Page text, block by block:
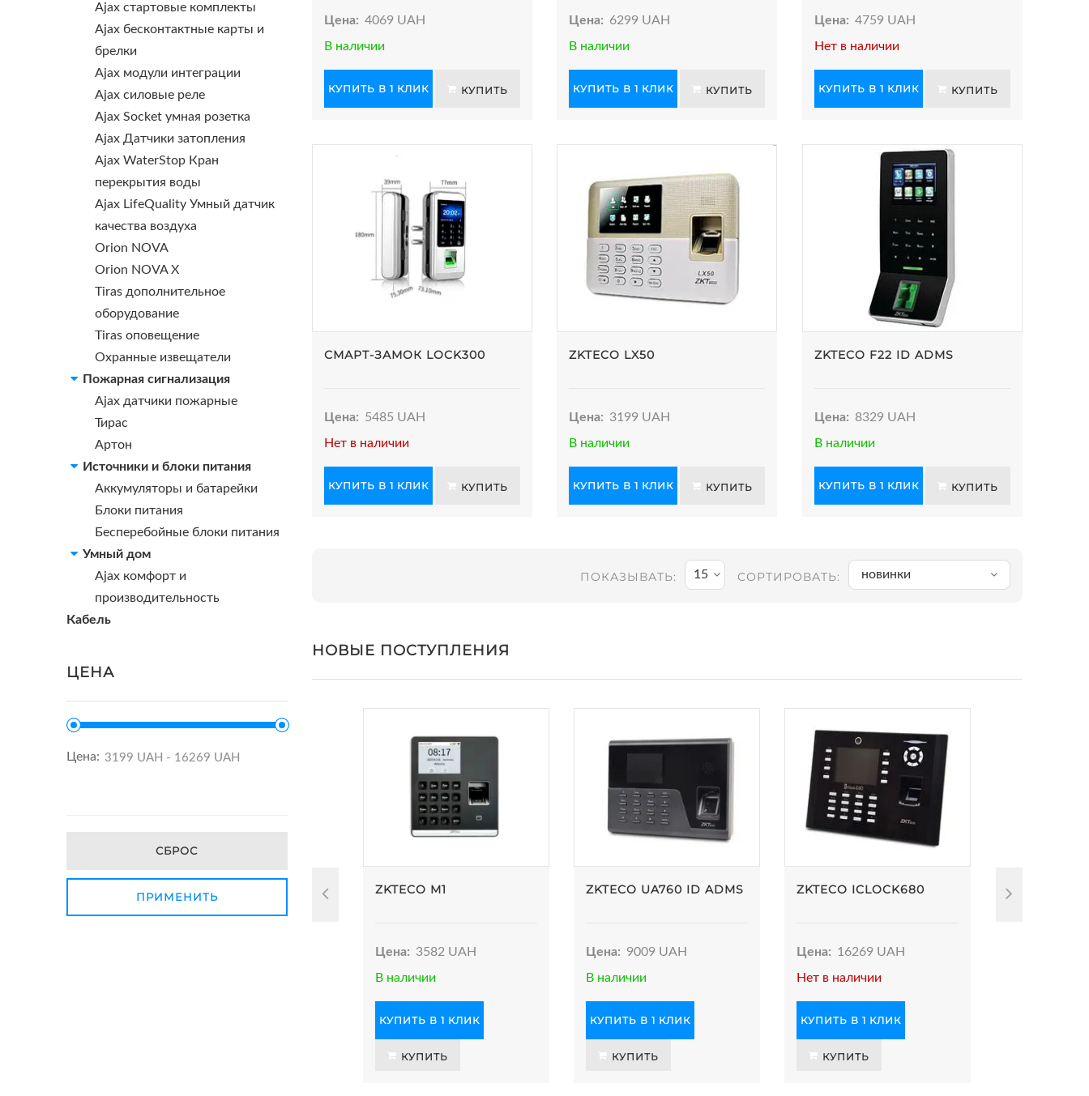
Ajax стартовые комплекты
Ajax бесконтактные карты и
брелки
Ajax модули интеграции
Ajax силовые реле
Ajax Socket умная розетка
Ajax Датчики затопления
Ajax WaterStop Кран
перекрытия воды
Ajax LifeQuality Умный датчик
качества воздуха
Orion NOVA
Orion NOVA X
Tiras дополнительное
оборудование
Tiras оповещение
Охранные извещатели
Пожарная сигнализация
Ajax датчики пожарные
Тирас
Артон
Источники и блоки питания
Аккумуляторы и батарейки
Блоки питания
Бесперебойные блоки питания
Умный дом
Ajax комфорт и
производительность
Кабель
ЦЕНА
Цена:
СБРОС
ПРИМЕНИТЬ
Цена: 4069 UAH
В наличии
КУПИТЬ В 1 КЛИК КУПИТЬ
Цена: 6299 UAH
В наличии
КУПИТЬ В 1 КЛИК КУПИТЬ
Цена: 4759 UAH
Нет в наличии
КУПИТЬ В 1 КЛИК КУПИТЬ
СМАРТ-ЗАМОК LOCK300
Цена: 5485 UAH
Нет в наличии
КУПИТЬ В 1 КЛИК КУПИТЬ
ZKTECO LX50
Цена: 3199 UAH
В наличии
КУПИТЬ В 1 КЛИК КУПИТЬ
ZKTECO F22 ID ADMS
Цена: 8329 UAH
В наличии
КУПИТЬ В 1 КЛИК КУПИТЬ
ПОКАЗЫВАТЬ: 15 СОРТИРОВАТЬ: новинки
НОВЫЕ ПОСТУПЛЕНИЯ
ZKTECO M1
Цена: 3582 UAH
В наличии
КУПИТЬ В 1 КЛИК
КУПИТЬ
ZKTECO UA760 ID ADMS
Цена: 9009 UAH
В наличии
КУПИТЬ В 1 КЛИК
КУПИТЬ
ZKTECO ICLOCK680
Цена: 16269 UAH
Нет в наличии
КУПИТЬ В 1 КЛИК
КУПИТЬ
ZKTECO